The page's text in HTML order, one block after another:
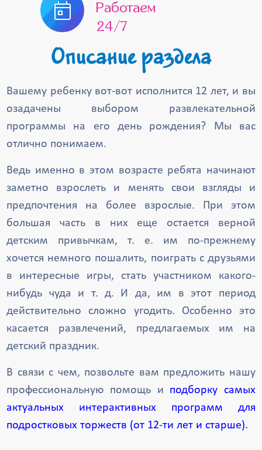
Пересвет
Протвино
Руза
Сергиев Посад
Электроугли
Электросталь
Электрогорск
Шатура
Чехов
Щербинка
Черноголовка
Талдом
Старая Купавна
Солнечногорск
Щёлково
Ступино
Серпухов Яхрома
Работаем
24/7
Описание раздела
Вашему ребенку вот-вот исполнится 12 лет, и вы
озадачены выбором развлекательной
программы на его день рождения? Мы вас
отлично понимаем.
Ведь именно в этом возрасте ребята начинают
заметно взрослеть и менять свои взгляды и
предпочтения на более взрослые. При этом
большая часть в них еще остается верной
детским привычкам, т. е. им по-прежнему
хочется немного пошалить, поиграть с друзьями
в интересные игры, стать участником какого-
нибудь чуда и т. д. И да, им в этот период
действительно сложно угодить. Особенно это
касается развлечений, предлагаемых им на
детский праздник.
В связи с чем, позвольте вам предложить нашу
профессиональную помощь и подборку самых
актуальных интерактивных программ для
подростковых торжеств (от 12-ти лет и старше).